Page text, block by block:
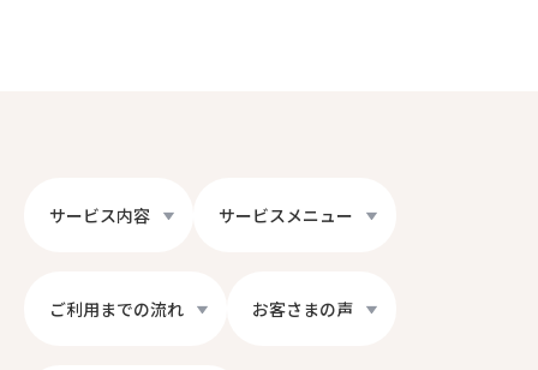
サービス内容 サービスメニュー
ご利用までの流れ お客さまの声